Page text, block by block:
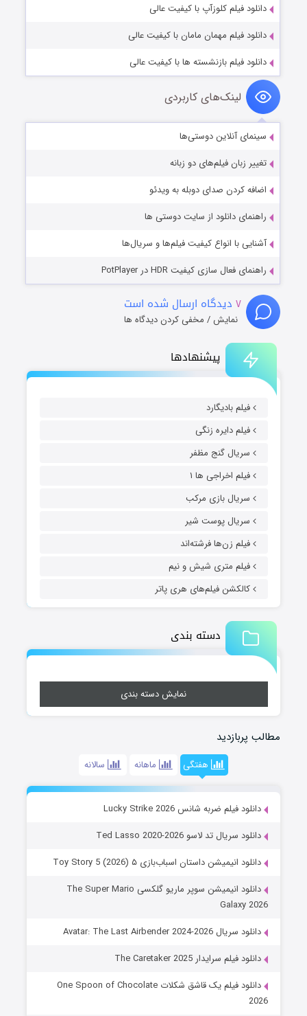
پیشنهادها
فیلم بادیگارد
فیلم دایره زنگی
سریال گنج مظفر
فیلم اخراجی ها ۱
سریال بازی مرکب
سریال پوست شیر
فیلم زن‌ها فرشته‌اند
فیلم متری شیش و نیم
کالکشن فیلم‌های هری پاتر
دسته بندی
نمایش دسته بندی
مطالب پربازدید
هفتگی ماهانه سالانه
دانلود فیلم ضربه شانس Lucky Strike 2026
دانلود سریال تد لاسو Ted Lasso 2020-2026
دانلود انیمیشن داستان اسباب‌بازی ۵ Toy Story 5 (2026)
دانلود انیمیشن سوپر ماریو گلکسی The Super Mario
Galaxy 2026
دانلود سریال Avatar: The Last Airbender 2024-2026
دانلود فیلم سرایدار The Caretaker 2025
دانلود فیلم یک قاشق شکلات One Spoon of Chocolate
2026
دانلود فیلم کلوزآپ با کیفیت عالی
دانلود فیلم مهمان مامان با کیفیت عالی
دانلود فیلم بازنشسته ها با کیفیت عالی
لینک‌های کاربردی
سینمای آنلاین دوستی‌ها
تغییر زبان فیلم‌های دو زبانه
اضافه کردن صدای دوبله به ویدئو
راهنمای دانلود از سایت دوستی ها
آشنایی با انواع کیفیت فیلم‌ها و سریال‌ها
راهنمای فعال سازی کیفیت HDR در PotPlayer
۷ دیدگاه ارسال شده است
نمایش / مخفی کردن دیدگاه ها